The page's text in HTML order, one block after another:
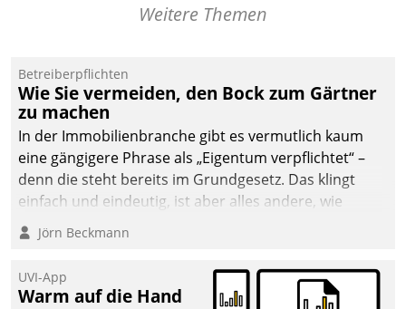
deutscher
Wohnungsunternehmen
– und beschleunigt damit
den Weg vom
Mieteranliegen zum
Dienstleisterauftrag.
Weitere Themen
Betreiberpflichten
Wie Sie vermeiden, den Bock zum Gärtner
zu machen
In der Immobilienbranche gibt es vermutlich kaum
eine gängigere Phrase als „Eigentum verpflichtet“ –
denn die steht bereits im Grundgesetz. Das klingt
einfach und eindeutig, ist aber alles andere, wie
Branchenbeschäftigte wissen. Denn mit der
Verantwortung folgen Verpflichtungen.
Jörn Beckmann
UVI-App
Warm auf die Hand